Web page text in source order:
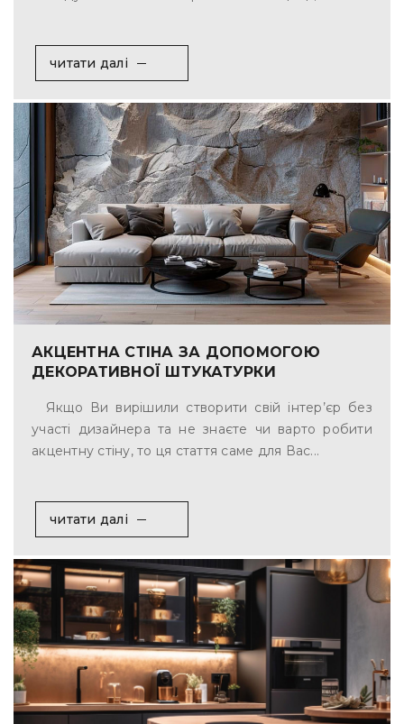
читати далі
АКЦЕНТНА СТІНА ЗА ДОПОМОГОЮ
ДЕКОРАТИВНОЇ ШТУКАТУРКИ
Якщо Ви вирішили створити свій інтер’єр без
участі дизайнера та не знаєте чи варто робити
акцентну стіну, то ця стаття саме для Вас...
читати далі